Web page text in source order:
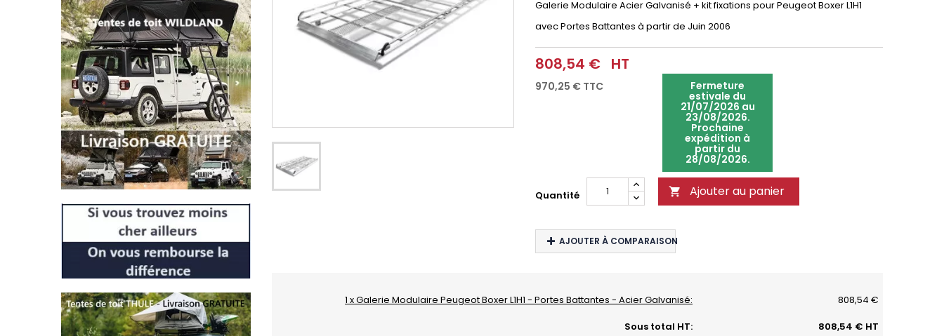
Galerie Modulaire Acier Galvanisé + kit fixations pour Peugeot Boxer L1H1
avec Portes Battantes à partir de Juin 2006
808,54 € HT
970,25 € TTC Fermeture
estivale du
21/07/2026 au
23/08/2026.
Prochaine
expédition à
partir du
28/08/2026.
Quantité  Ajouter au panier
AJOUTER À COMPARAISON
1 x Galerie Modulaire Peugeot Boxer L1H1 - Portes Battantes - Acier Galvanisé:
808,54 €
Sous total HT:
808,54 € HT